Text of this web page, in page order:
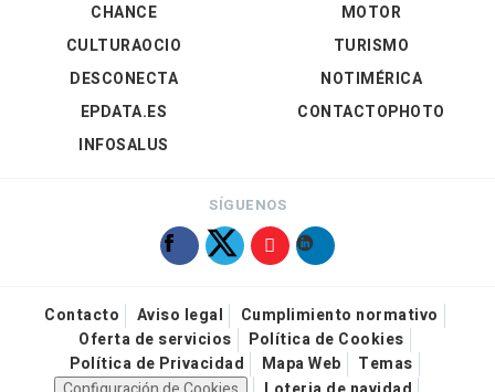
CHANCE
CULTURAOCIO
DESCONECTA
EPDATA.ES
INFOSALUS
MOTOR
TURISMO
NOTIMÉRICA
CONTACTOPHOTO
SÍGUENOS
Contacto Aviso legal
Cumplimiento normativo
Oferta de servicios
Política de Cookies
Política de Privacidad
Mapa Web
Temas